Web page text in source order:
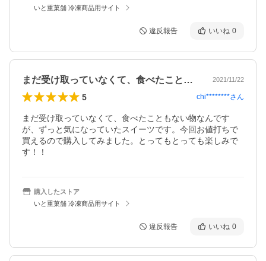
いと重菓舗 冷凍商品用サイト
違反報告 いいね 0
まだ受け取っていなくて、食べたこともな… 2021/11/22
5 chi********さん
まだ受け取っていなくて、食べたこともない物なんです
が、ずっと気になっていたスイーツです。今回お値打ちで
買えるので購入してみました。とってもとっても楽しみで
す！！
購入したストア
いと重菓舗 冷凍商品用サイト
違反報告 いいね 0